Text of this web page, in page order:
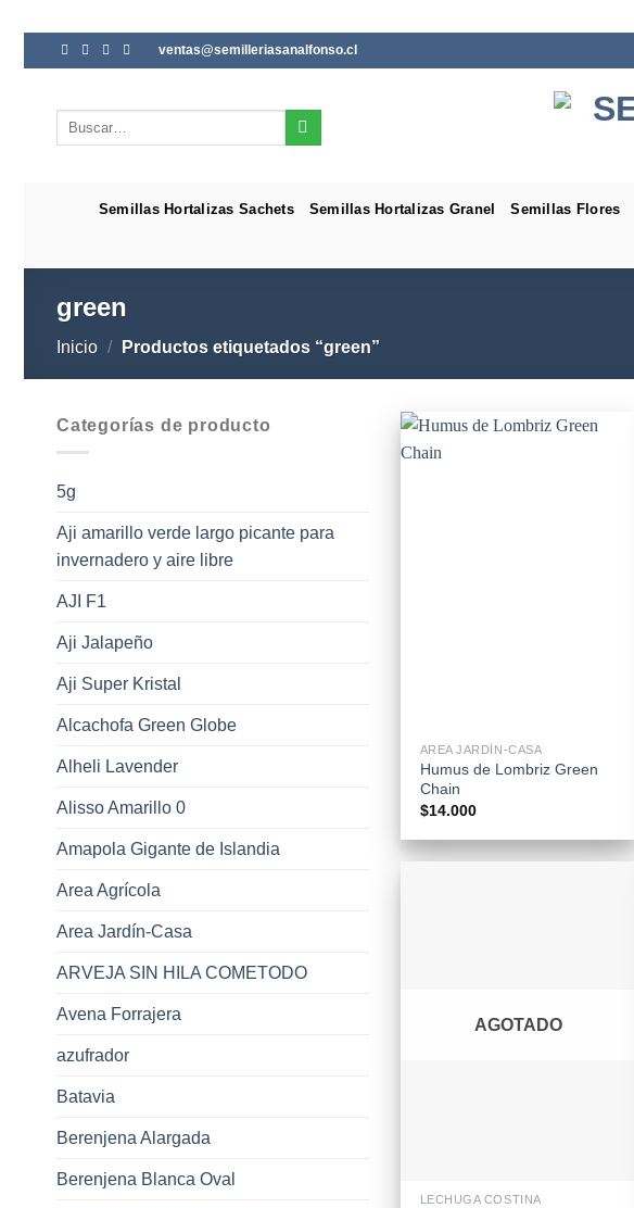
Saltar
al
ventas@semilleriasanalfonso.cl
Buscar
Semillas Hortalizas Sachets Semillas Hortalizas Granel Semillas Flores
green
Inicio / Productos etiquetados “green”
Categorías de producto
5g
Aji amarillo verde largo picante para
invernadero y aire libre
AJI F1
Aji Jalapeño
Aji Super Kristal
Alcachofa Green Globe
Alheli Lavender
Alisso Amarillo 0
Amapola Gigante de Islandia
Area Agrícola
Area Jardín-Casa
ARVEJA SIN HILA COMETODO
Avena Forrajera
azufrador
Batavia
Berenjena Alargada
Berenjena Blanca Oval
AREA JARDÍN-CASA
Humus de Lombriz Green
Chain
$14.000
AGOTADO
LECHUGA COSTINA